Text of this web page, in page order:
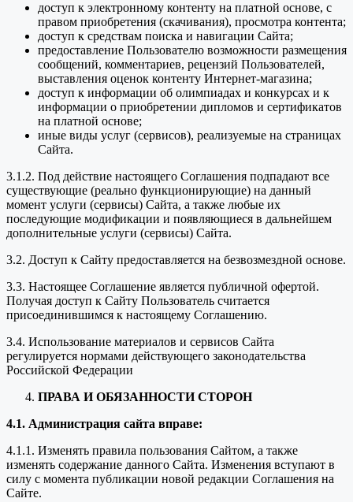
доступ к электронному контенту на платной основе, с
правом приобретения (скачивания), просмотра контента;
доступ к средствам поиска и навигации Сайта;
предоставление Пользователю возможности размещения
сообщений, комментариев, рецензий Пользователей,
выставления оценок контенту Интернет-магазина;
доступ к информации об олимпиадах и конкурсах и к
информации о приобретении дипломов и сертификатов
на платной основе;
иные виды услуг (сервисов), реализуемые на страницах
Сайта.
3.1.2. Под действие настоящего Соглашения подпадают все
существующие (реально функционирующие) на данный
момент услуги (сервисы) Сайта, а также любые их
последующие модификации и появляющиеся в дальнейшем
дополнительные услуги (сервисы) Сайта.
3.2. Доступ к Сайту предоставляется на безвозмездной основе.
3.3. Настоящее Соглашение является публичной офертой.
Получая доступ к Сайту Пользователь считается
присоединившимся к настоящему Соглашению.
3.4. Использование материалов и сервисов Сайта
регулируется нормами действующего законодательства
Российской Федерации
ПРАВА И ОБЯЗАННОСТИ СТОРОН
4.1. Администрация сайта вправе:
4.1.1. Изменять правила пользования Сайтом, а также
изменять содержание данного Сайта. Изменения вступают в
силу с момента публикации новой редакции Соглашения на
Сайте.